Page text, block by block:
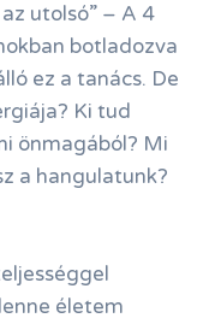
utolsó” – A 4
botladozva
ez a tanács. De
Ki tud
önmagából? Mi
a hangulatunk?
életem